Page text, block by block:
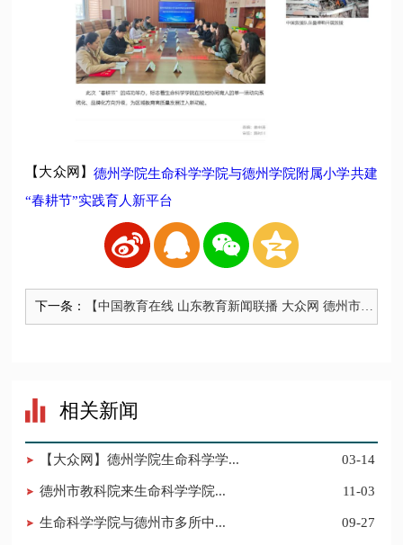
【大众网】 德州学院生命科学学院与德州学院附属小学共建
“春耕节”实践育人新平台
下一条：
【中国教育在线 山东教育新闻联播 大众网 德州市广
播电视台 德州晚报】春季促就业攻坚行动！山东省
相关新闻
【大众网】德州学院生命科学学... 03-14
​德州市教科院来生命科学学院... 11-03
​生命科学学院与德州市多所中... 09-27